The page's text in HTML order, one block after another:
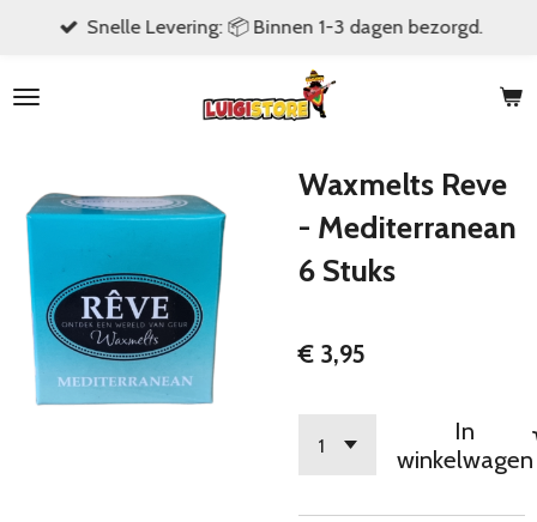
naar
Snelle Levering: 📦 Binnen 1-3 dagen bezorgd.
Waxmelts Reve
- Mediterranean
6 Stuks
€ 3,95
In
winkelwagen